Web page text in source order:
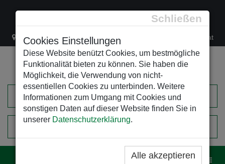
Schließen
Cookies Einstellungen
Diese Website benützt Cookies, um bestmögliche
Funktionalität bieten zu können. Sie haben die
Möglichkeit, die Verwendung von nicht-
essentiellen Cookies zu unterbinden. Weitere
Informationen zum Umgang mit Cookies und
sonstigen Daten auf dieser Website finden Sie in
unserer Datenschutzerklärung.
Alle akzeptieren
Lacknergasse 78 +43/1/470 37 00 office@leso.at
EINKAUFSWAGEN